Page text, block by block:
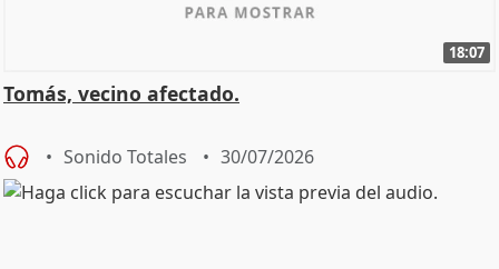
18:07
Tomás, vecino afectado.
Sonido Totales 30/07/2026